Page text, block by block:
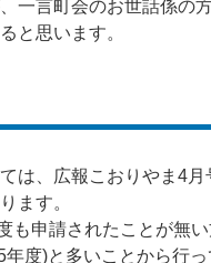
一言町会のお世話係の
と思います。
は、広報こおりやま4月
ます。
申請されたことが無
度)と多いことから行